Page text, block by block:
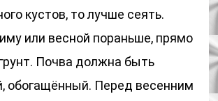
кустов, то лучше сеять.
или весной пораньше, прямо
Почва должна быть
обогащённый. Перед весенним